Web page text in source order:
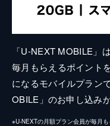
「U-NEXT MOBILE」
毎月もらえるポイント
になるモバイルプラン
OBILE」のお申し込み
※U-NEXTの月額プラン会員が毎月